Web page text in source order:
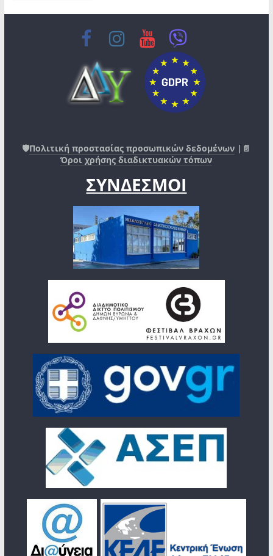
🛡️Πολιτική προστασίας προσωπικών δεδομένων |📄
Όροι χρήσης διαδικτυακών τόπων
ΣΥΝΔΕΣΜΟΙ